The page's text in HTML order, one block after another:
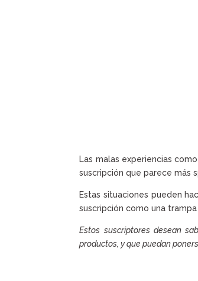
Las malas experiencias
suscripción que parece más
Estas situaciones pueden
suscripción como una
Estos suscriptores desean
productos, y que puedan